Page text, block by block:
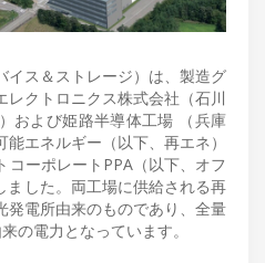
イス＆ストレージ）は、製造グ
レクトロニクス株式会社（石川
および姫路半導体工場 （兵庫
エネルギー（以下、再エネ）
コーポレートPPA（以下、オフ
ました。両工場に供給される再
発電所由来のものであり、全量
の電力となっています。